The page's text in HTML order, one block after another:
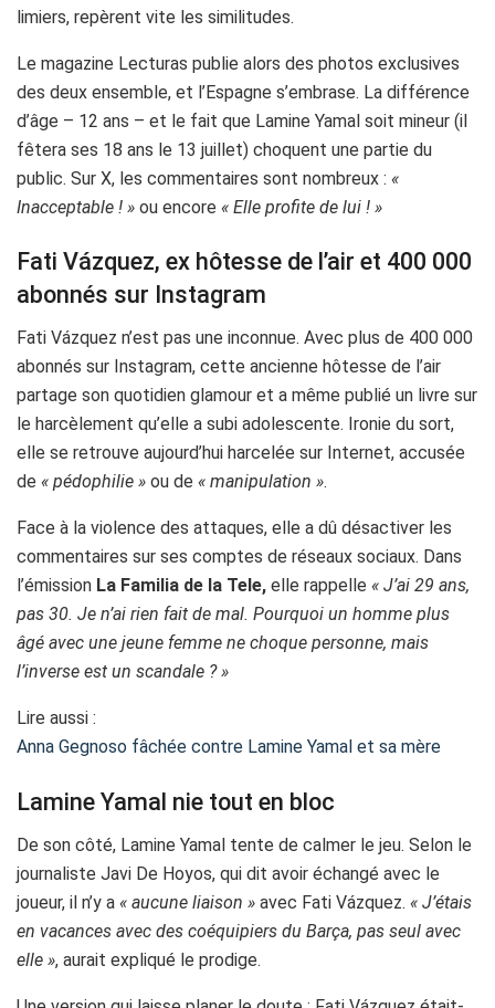
limiers, repèrent vite les similitudes.
Le magazine Lecturas publie alors des photos exclusives
des deux ensemble, et l’Espagne s’embrase. La différence
d’âge – 12 ans – et le fait que Lamine Yamal soit mineur (il
fêtera ses 18 ans le 13 juillet) choquent une partie du
public. Sur X, les commentaires sont nombreux : «
Inacceptable ! » ou encore « Elle profite de lui ! »
Fati Vázquez, ex hôtesse de l’air et 400 000
abonnés sur Instagram
Fati Vázquez n’est pas une inconnue. Avec plus de 400 000
abonnés sur Instagram, cette ancienne hôtesse de l’air
partage son quotidien glamour et a même publié un livre sur
le harcèlement qu’elle a subi adolescente. Ironie du sort,
elle se retrouve aujourd’hui harcelée sur Internet, accusée
de « pédophilie » ou de « manipulation ».
Face à la violence des attaques, elle a dû désactiver les
commentaires sur ses comptes de réseaux sociaux. Dans
l’émission La Familia de la Tele, elle rappelle « J’ai 29 ans,
pas 30. Je n’ai rien fait de mal. Pourquoi un homme plus
âgé avec une jeune femme ne choque personne, mais
l’inverse est un scandale ? »
Lire aussi :
Anna Gegnoso fâchée contre Lamine Yamal et sa mère
Lamine Yamal nie tout en bloc
De son côté, Lamine Yamal tente de calmer le jeu. Selon le
journaliste Javi De Hoyos, qui dit avoir échangé avec le
joueur, il n’y a « aucune liaison » avec Fati Vázquez. « J’étais
en vacances avec des coéquipiers du Barça, pas seul avec
elle », aurait expliqué le prodige.